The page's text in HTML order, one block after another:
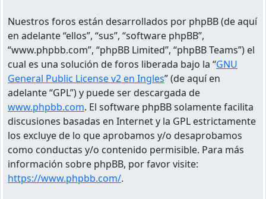
Nuestros foros están desarrollados por phpBB (de aquí
en adelante “ellos”, “sus”, “software phpBB”,
“www.phpbb.com”, “phpBB Limited”, “phpBB Teams”) el
cual es una solución de foros liberada bajo la “GNU
General Public License v2 en Ingles” (de aquí en
adelante “GPL”) y puede ser descargada de
www.phpbb.com. El software phpBB solamente facilita
discusiones basadas en Internet y la GPL estrictamente
los excluye de lo que aprobamos y/o desaprobamos
como conductas y/o contenido permisible. Para más
información sobre phpBB, por favor visite:
https://www.phpbb.com/.